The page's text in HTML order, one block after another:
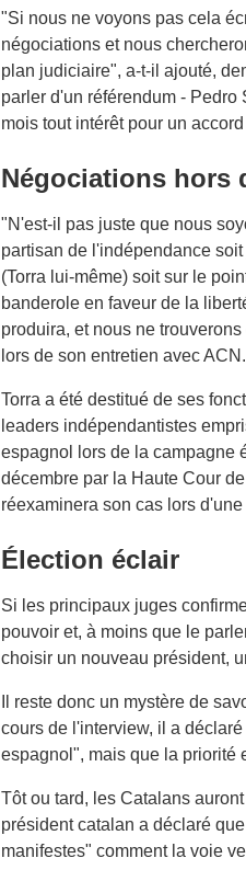
"Si nous ne voyons pas cela
négociations et nous
plan judiciaire", a-t-il ajouté,
parler d'un référendum -
mois tout intérêt pour un
Négociations hors
"N'est-il pas juste que nous
partisan de l'indépendance
(Torra lui-même) soit sur le
banderole en faveur de la
produira, et nous ne
lors de son entretien avec ACN.
Torra a été destitué de ses
leaders indépendantistes
espagnol lors de la campagne
décembre par la Haute Cour
réexaminera son cas lors
Élection éclair
Si les principaux juges
pouvoir et, à moins que le
choisir un nouveau président,
Il reste donc un mystère de
cours de l'interview, il a
espagnol", mais que la priorité
Tôt ou tard, les Catalans
président catalan a déclaré
manifestes" comment la voie